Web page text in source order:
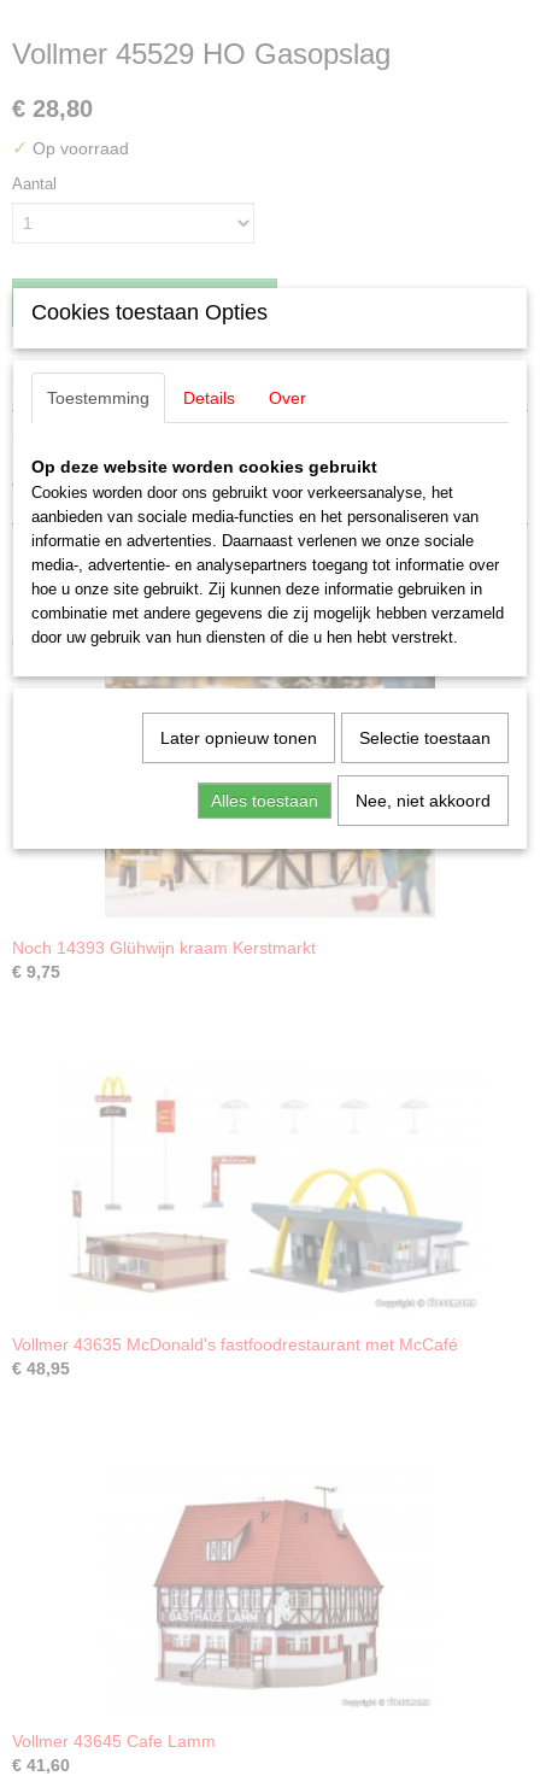
Vollmer 45529 HO Gasopslag
€ 28,80
✓ Op voorraad
Aantal
IN WINKELWAGEN
Specificaties
EAN code
Productcode leverancier
45529
Schaal
H0 (1:87)
Staat
Nieuw
Vollmer 45529 HO Gasopslag
Ook interessant
Noch 14393 Glühwijn kraam Kerstmarkt
€ 9,75
Vollmer 43635 McDonald's fastfoodrestaurant met McCafé
€ 48,95
Vollmer 43645 Cafe Lamm
€ 41,60
Cookies toestaan Opties
Toestemming Details Over
Op deze website worden cookies gebruikt
Cookies worden door ons gebruikt voor verkeersanalyse, het
aanbieden van sociale media-functies en het personaliseren van
informatie en advertenties. Daarnaast verlenen we onze sociale
media-, advertentie- en analysepartners toegang tot informatie over
hoe u onze site gebruikt. Zij kunnen deze informatie gebruiken in
combinatie met andere gegevens die zij mogelijk hebben verzameld
door uw gebruik van hun diensten of die u hen hebt verstrekt.
Later opnieuw tonen Selectie toestaan
Alles toestaan Nee, niet akkoord